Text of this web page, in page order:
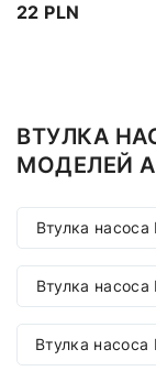
22 PLN
ВТУЛКА
МОДЕЛЕЙ
Втулка
Втулка насоса
Втулка насоса